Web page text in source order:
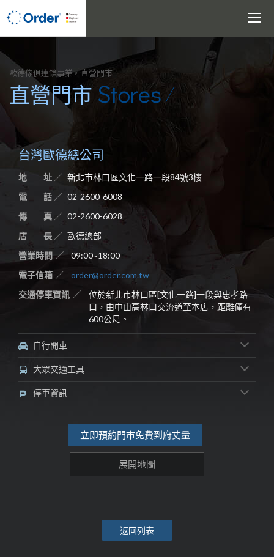
Toggle
搜尋
歐德傢俱連鎖事業 直營門市
直營門市 Stores
台灣歐德總公司
地 址
新北市林口區文化一路一段84號3樓
電 話
02-2600-6008
傳 真
02-2600-6028
店 長
歐德總部
營業時間
09:00~18:00
電子信箱
order@order.com.tw
交通停車資訊
位於新北市林口區[文化一路]一段與忠孝路
口，由中山高林口交流道至本店，距離僅有
600公尺。
自行開車
大眾交通工具
停車資訊
立即預約門市免費到府丈量
展開地圖
返回列表